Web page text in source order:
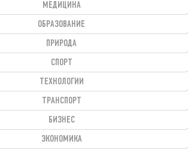
МЕДИЦИНА
ОБРАЗОВАНИЕ
ПРИРОДА
СПОРТ
ТЕХНОЛОГИИ
ТРАНСПОРТ
БИЗНЕС
ЭКОНОМИКА